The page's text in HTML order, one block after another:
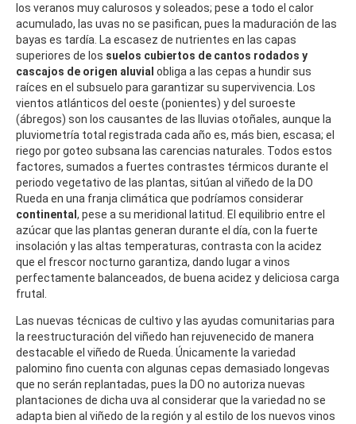
los veranos muy calurosos y soleados; pese a todo el calor
acumulado, las uvas no se pasifican, pues la maduración de las
bayas es tardía. La escasez de nutrientes en las capas
superiores de los suelos cubiertos de cantos rodados y
cascajos de origen aluvial obliga a las cepas a hundir sus
raíces en el subsuelo para garantizar su supervivencia. Los
vientos atlánticos del oeste (ponientes) y del suroeste
(ábregos) son los causantes de las lluvias otoñales, aunque la
pluviometría total registrada cada año es, más bien, escasa; el
riego por goteo subsana las carencias naturales. Todos estos
factores, sumados a fuertes contrastes térmicos durante el
periodo vegetativo de las plantas, sitúan al viñedo de la DO
Rueda en una franja climática que podríamos considerar
continental , pese a su meridional latitud. El equilibrio entre el
azúcar que las plantas generan durante el día, con la fuerte
insolación y las altas temperaturas, contrasta con la acidez
que el frescor nocturno garantiza, dando lugar a vinos
perfectamente balanceados, de buena acidez y deliciosa carga
frutal.
Las nuevas técnicas de cultivo y las ayudas comunitarias para
la reestructuración del viñedo han rejuvenecido de manera
destacable el viñedo de Rueda. Únicamente la variedad
palomino fino cuenta con algunas cepas demasiado longevas
que no serán replantadas, pues la DO no autoriza nuevas
plantaciones de dicha uva al considerar que la variedad no se
adapta bien al viñedo de la región y al estilo de los nuevos vinos